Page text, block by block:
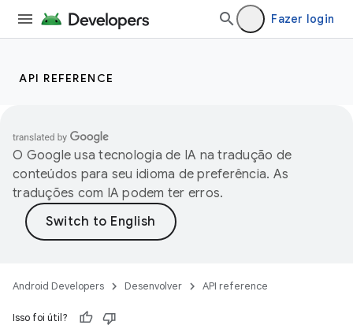
Fazer login
API REFERENCE
O Google usa tecnologia de IA na tradução de
conteúdos para seu idioma de preferência. As
traduções com IA podem ter erros.
Android Developers Desenvolver API reference
Isso foi útil?